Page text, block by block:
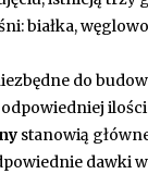
białka,
do
stanowią
dawki